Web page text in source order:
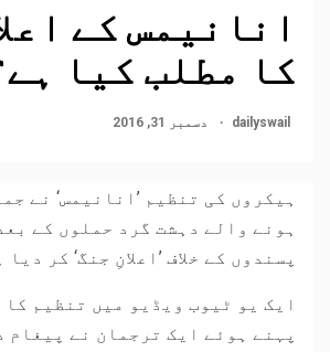
انانیمس کے
کا مطلب کیا
dailyswail دسمبر 31, 2016
ہیکروں کی تنظیم ’انانیمس‘ نے
ہونے والے دہشت گرد حملوں کے
پسندوں کے خلاف ’اعلانِ جنگ‘ کر دیا
ایک یو ٹیوب ویڈیو میں تنظیم
پہنے ہوئے ایک ترجمان نے پیغام